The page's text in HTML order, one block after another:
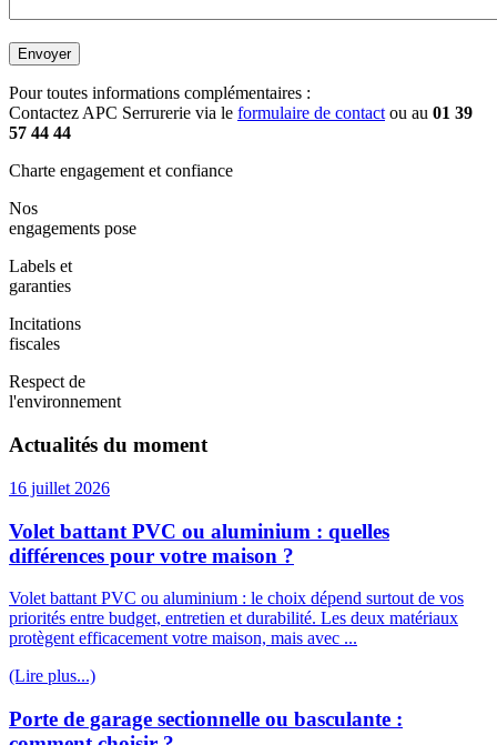
Pour toutes informations complémentaires :
Contactez APC Serrurerie via le formulaire de contactou au 01 39
57 44 44
Charte engagement et confiance
Nos
engagements pose
Labels et
garanties
Incitations
fiscales
Respect de
l'environnement
Actualités du moment
16 juillet 2026
Volet battant PVC ou aluminium : quelles
différences pour votre maison ?
Volet battant PVC ou aluminium : le choix dépend surtout de vos
priorités entre budget, entretien et durabilité. Les deux matériaux
protègent efficacement votre maison, mais avec ...
(Lire plus...)
Porte de garage sectionnelle ou basculante :